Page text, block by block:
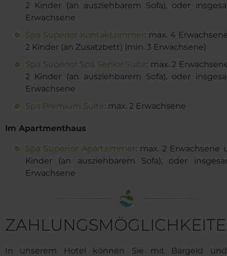
2 Kinder (an ausziehbarem Sofa), oder
Erwachsene
Spa Superior Kontaktzimmer: max. 4
2 Kinder (an Zusatzbett) (min. 3 Erwachsene)
Spa Superior Spa Senior Suite: max. 2
2 Kinder (an ausziehbarem Sofa), oder
Erwachsene
Spa Premium Suite: max. 2 Erwachsene
Im Apartmenthaus
Spa Superior Apartzimmer: max. 2 Erwachsene
Kinder (an ausziehbarem Sofa), oder
Erwachsene
In unserem Hotel können Sie mit Bargeld